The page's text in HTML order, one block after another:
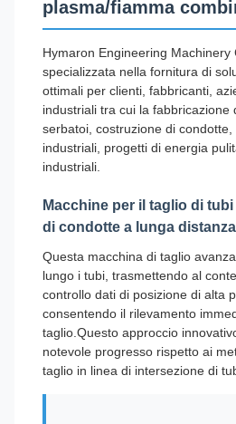
plasma/fiamma
Hymaron Engineering Machinery
specializzata nella fornitura di
ottimali per clienti, fabbricanti,
industriali tra cui la fabbricazione
serbatoi, costruzione di
industriali, progetti di energia
industriali.
Macchine per il taglio di
di condotte a lunga distanza
Questa macchina di taglio
lungo i tubi, trasmettendo al
controllo dati di posizione di alta
consentendo il rilevamento
taglio.Questo approccio
notevole progresso rispetto ai
taglio in linea di intersezione di